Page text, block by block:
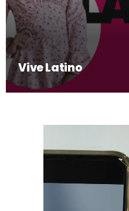
Vive Latino